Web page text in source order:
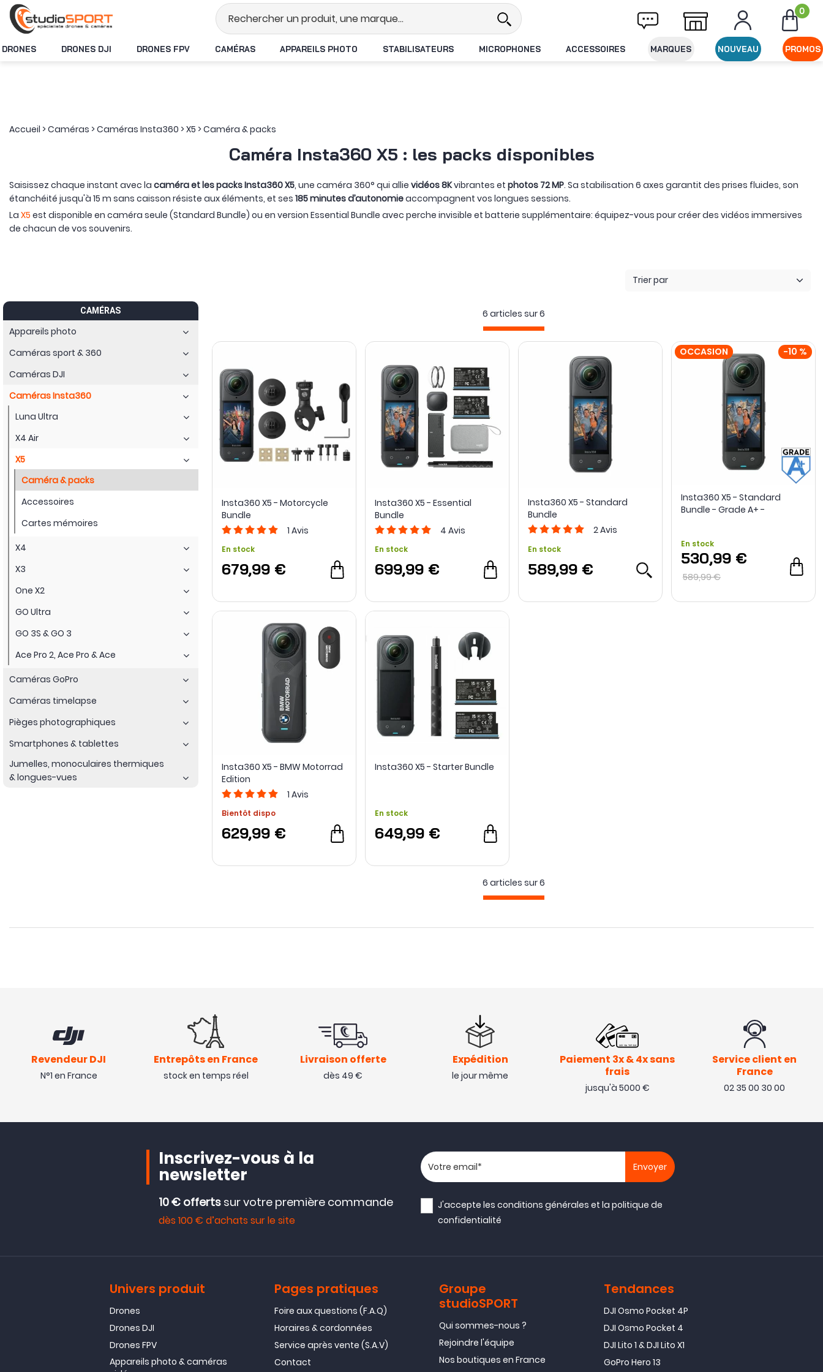
Stock en temps réel Livraison offerte dès 49€ d'achat 0
DRONES DRONES DJI DRONES FPV CAMÉRAS APPAREILS PHOTO STABILISATEURS MICROPHONES ACCESSOIRES MARQUES NOUVEAU PROMOS
Accueil >Caméras >Caméras Insta360 >X5 >Caméra & packs
Caméra Insta360 X5 : les packs disponibles
Saisissez chaque instant avec la caméra et les packs Insta360 X5, une caméra 360° qui allie vidéos 8Kvibrantes et photos 72 MP. Sa stabilisation 6 axes garantit des prises fluides, son
étanchéité jusqu'à 15 m sans caisson résiste aux éléments, et ses 185 minutes d’autonomieaccompagnent vos longues sessions.
La X5 est disponible en caméra seule (Standard Bundle) ou en version Essential Bundle avec perche invisible et batterie supplémentaire: équipez-vous pour créer des vidéos immersives
de chacun de vos souvenirs.
Trier par
CAMÉRAS
Appareils photo
Caméras sport & 360
Caméras DJI
Caméras Insta360
Luna Ultra
X4 Air
X5
Caméra & packs
Accessoires
Cartes mémoires
X4
X3
One X2
GO Ultra
GO 3S & GO 3
Ace Pro 2, Ace Pro & Ace
Caméras GoPro
Caméras timelapse
Pièges photographiques
Smartphones & tablettes
Jumelles, monoculaires thermiques
& longues-vues
6 articles sur6
Insta360 X5 - Motorcycle
Bundle
1 Avis
En stock
679,99 €
Insta360 X5 - Essential
Bundle
4 Avis
En stock
699,99 €
Insta360 X5 - Standard
Bundle
2Avis
En stock
589,99 €
OCCASION -10 %
Insta360 X5 - Standard
Bundle - Grade A+ -
En stock
530,99 €
589,99 €
Insta360 X5 - BMW Motorrad
Edition
1 Avis
Bientôt dispo
629,99 €
Insta360 X5 - Starter Bundle
En stock
649,99 €
6 articles sur6
Revendeur DJI
N°1 en France
Entrepôts en France
stock en temps réel
Livraison offerte
dès 49 €
Expédition
le jour même
Paiement 3x & 4x sans
frais
jusqu'à 5000 €
Service client en
France
02 35 00 30 00
Inscrivez-vous à la
newsletter
10 € offerts sur votre première commande
dès 100 € d’achats sur le site
Votre adresse email
J'accepte lesconditions générales et lapolitique de
confidentialité
Univers produit
Drones
Drones DJI
Drones FPV
Appareils photo & caméras
Pages pratiques
Foire aux questions (F.A.Q)
Horaires & cordonnées
Service après vente (S.A.V)
Contact
Groupe
studioSPORT
Qui sommes-nous ?
Rejoindre l'équipe
Nos boutiques en France
Tendances
DJI Osmo Pocket 4P
DJI Osmo Pocket 4
DJI Lito 1 & DJI Lito X1
GoPro Hero 13